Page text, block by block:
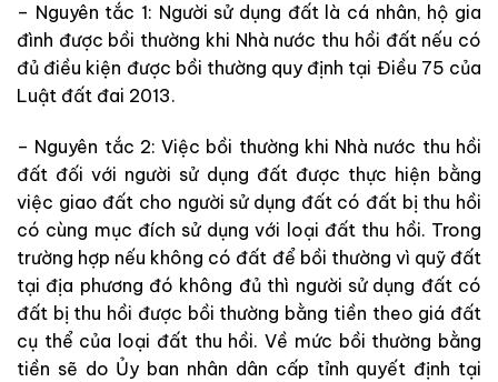
– Nguyên tắc 1: Người sử dụng đất là cá nhân, hộ gia
đình được bồi thường khi Nhà nước thu hồi đất nếu có
đủ điều kiện được bồi thường quy định tại Điều 75 của
Luật đất đai 2013.
– Nguyên tắc 2: Việc bồi thường khi Nhà nước thu hồi
đất đối với người sử dụng đất được thực hiện bằng
việc giao đất cho người sử dụng đất có đất bị thu hồi
có cùng mục đích sử dụng với loại đất thu hồi. Trong
trường hợp nếu không có đất để bồi thường vì quỹ đất
tại địa phương đó không đủ thì người sử dụng đất có
đất bị thu hồi được bồi thường bằng tiền theo giá đất
cụ thể của loại đất thu hồi. Về mức bồi thường bằng
tiền sẽ do Ủy ban nhân dân cấp tỉnh quyết định tại